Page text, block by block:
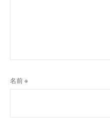
名前※